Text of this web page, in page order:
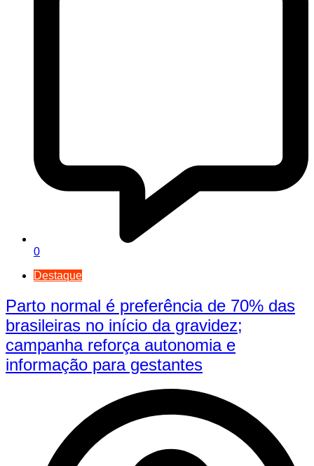
0
Destaque
Parto normal é preferência de 70% das
brasileiras no início da gravidez;
campanha reforça autonomia e
informação para gestantes